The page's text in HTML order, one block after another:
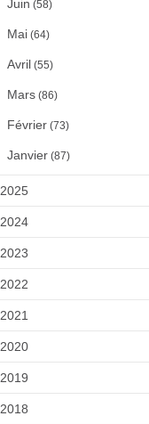
Juin (58)
Mai (64)
Avril (55)
Mars (86)
Février (73)
Janvier (87)
2025
2024
2023
2022
2021
2020
2019
2018